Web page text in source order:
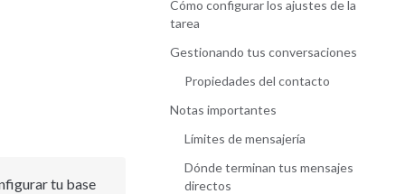
tu base
Cómo configurar los ajustes de la
tarea
Gestionando tus conversaciones
Propiedades del contacto
Notas importantes
Límites de mensajería
Dónde terminan tus mensajes
directos